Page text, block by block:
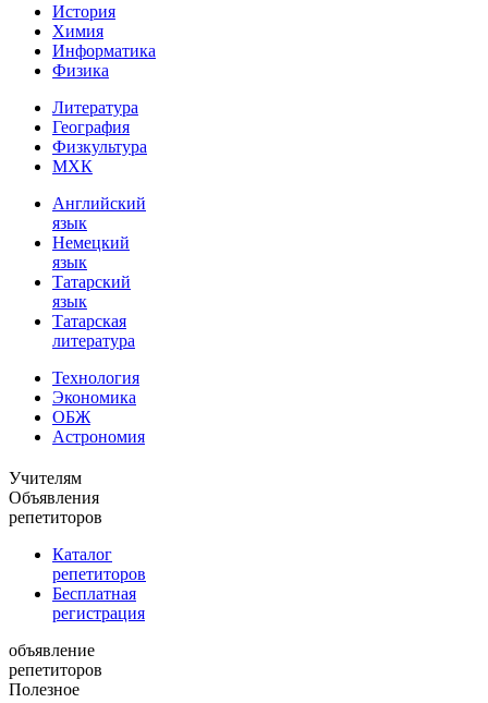
История
Химия
Информатика
Физика
Литература
География
Физкультура
МХК
Английский
язык
Немецкий
язык
Татарский
язык
Татарская
литература
Технология
Экономика
ОБЖ
Астрономия
Учителям
Объявления
репетиторов
Каталог
репетиторов
Бесплатная
регистрация
объявление
репетиторов
Полезное